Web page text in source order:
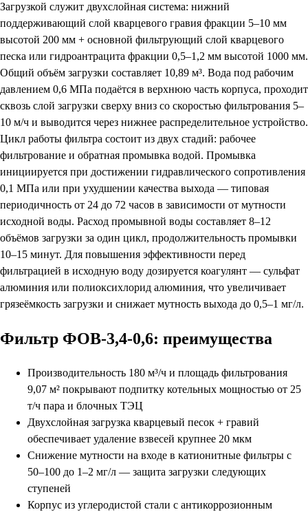
Загрузкой служит двухслойная система: нижний
поддерживающий слой кварцевого гравия фракции 5–10 мм
высотой 200 мм + основной фильтрующий слой кварцевого
песка или гидроантрацита фракции 0,5–1,2 мм высотой 1000 мм.
Общий объём загрузки составляет 10,89 м³. Вода под рабочим
давлением 0,6 МПа подаётся в верхнюю часть корпуса, проходит
сквозь слой загрузки сверху вниз со скоростью фильтрования 5–
10 м/ч и выводится через нижнее распределительное устройство.
Цикл работы фильтра состоит из двух стадий: рабочее
фильтрование и обратная промывка водой. Промывка
инициируется при достижении гидравлического сопротивления
0,1 МПа или при ухудшении качества выхода — типовая
периодичность от 24 до 72 часов в зависимости от мутности
исходной воды. Расход промывной воды составляет 8–12
объёмов загрузки за один цикл, продолжительность промывки
10–15 минут. Для повышения эффективности перед
фильтрацией в исходную воду дозируется коагулянт — сульфат
алюминия или полиоксихлорид алюминия, что увеличивает
грязеёмкость загрузки и снижает мутность выхода до 0,5–1 мг/л.
Фильтр ФОВ-3,4-0,6: преимущества
Производительность 180 м³/ч и площадь фильтрования
9,07 м² покрывают подпитку котельных мощностью от 25
т/ч пара и блочных ТЭЦ
Двухслойная загрузка кварцевый песок + гравий
обеспечивает удаление взвесей крупнее 20 мкм
Снижение мутности на входе в катионитные фильтры с
50–100 до 1–2 мг/л — защита загрузки следующих
ступеней
Корпус из углеродистой стали с антикоррозионным